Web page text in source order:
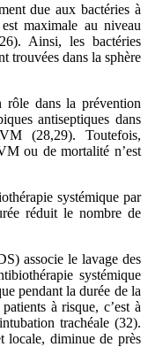
due aux bactéries à
maximale au niveau
Ainsi, les bactéries
trouvées dans la sphère
rôle dans la prévention
antiseptiques dans
(28,29). Toutefois,
ou de mortalité n’est
systémique par
réduit le nombre de
associe le lavage des
systémique
pendant la durée de la
à risque, c’est à
trachéale (32).
locale, diminue de près